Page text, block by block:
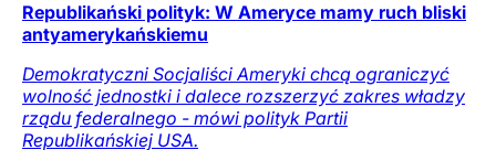
Republikański polityk: W Ameryce mamy ruch bliski
antyamerykańskiemu
Demokratyczni Socjaliści Ameryki chcą ograniczyć
wolność jednostki i dalece rozszerzyć zakres władzy
rządu federalnego - mówi polityk Partii
Republikańskiej USA.